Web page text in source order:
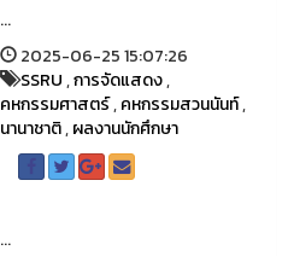
...
2025-06-25 15:07:26
SSRU,การจัดแสดง,
คหกรรมศาสตร์,คหกรรมสวนนันท์,
นานาชาติ,ผลงานนักศึกษา
...